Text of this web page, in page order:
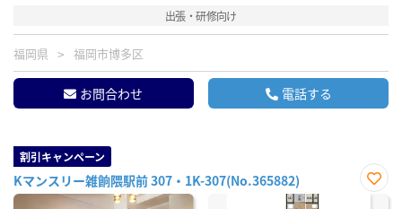
出張・研修向け
福岡県 福岡市博多区
お問合わせ 電話する
割引キャンペーン
Kマンスリー雑餉隈駅前 307・1K-307(No.365882)
お気